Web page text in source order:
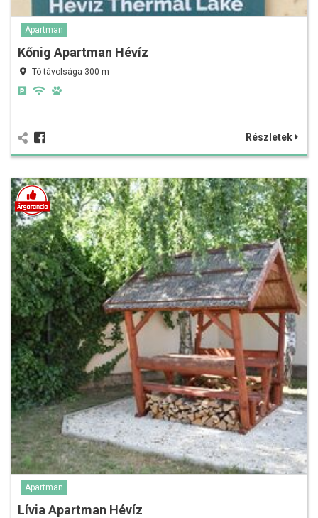
Apartman
Kőnig Apartman Hévíz
Tó távolsága 300 m
Részletek
Apartman
Lívia Apartman Hévíz